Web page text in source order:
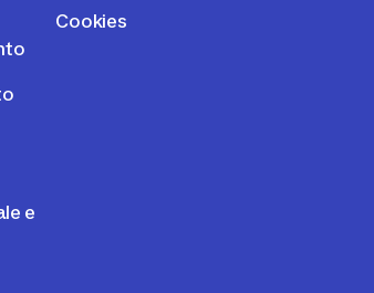
e
Cookies